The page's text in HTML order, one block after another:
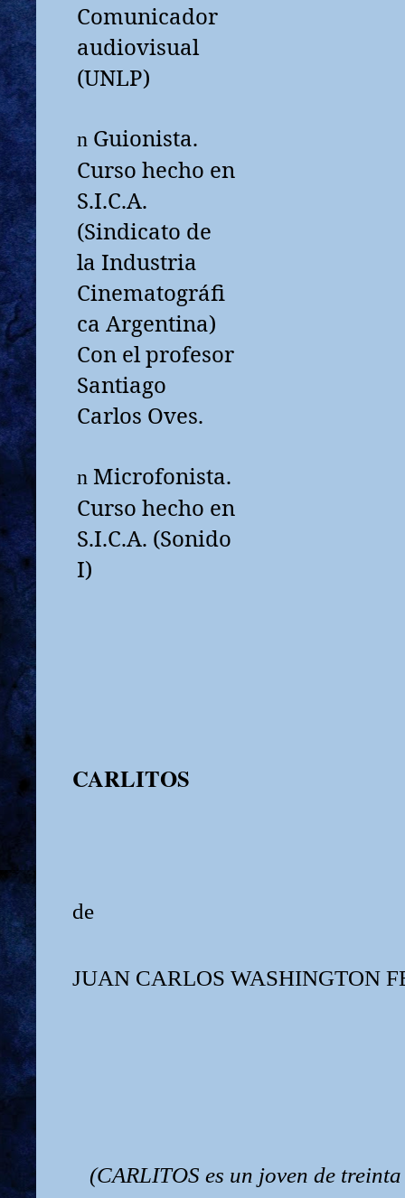
Comunicador
audiovisual
(UNLP)
n Guionista.
Curso hecho en
S.I.C.A.
(Sindicato de
la Industria
Cinematográfi
ca Argentina)
Con el profesor
Santiago
Carlos Oves.
n Microfonista.
Curso hecho en
S.I.C.A. (Sonido
I)
CARLITOS
de
JUAN CARLOS WASHINGTON
(CARLITOS es un joven de